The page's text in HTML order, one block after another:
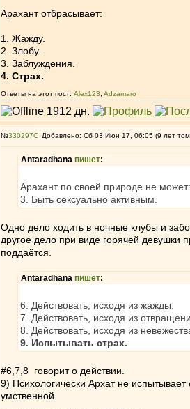
Арахант отбрасывает:
1. Жажду.
2. Злобу.
3. Заблуждения.
4. Страх.
Ответы на этот пост: Alex123 Adzamaro
№330297 Добавлено: Сб 03 Июн 17, 06:05 (9 лет
Antaradhana пишет:
Арахант по своей природе не может:
3. Быть сексуально активным.
Одно дело ходить в ночные клубы и
другое дело при виде горячей девушки
поддаётся.
Antaradhana пишет:
6. Действовать, исходя из жажды.
7. Действовать, исходя из
8. Действовать, исходя из
9. Испытывать страх.
#6,7,8 говорит о действии.
9) Психологически Архат не
умственной.